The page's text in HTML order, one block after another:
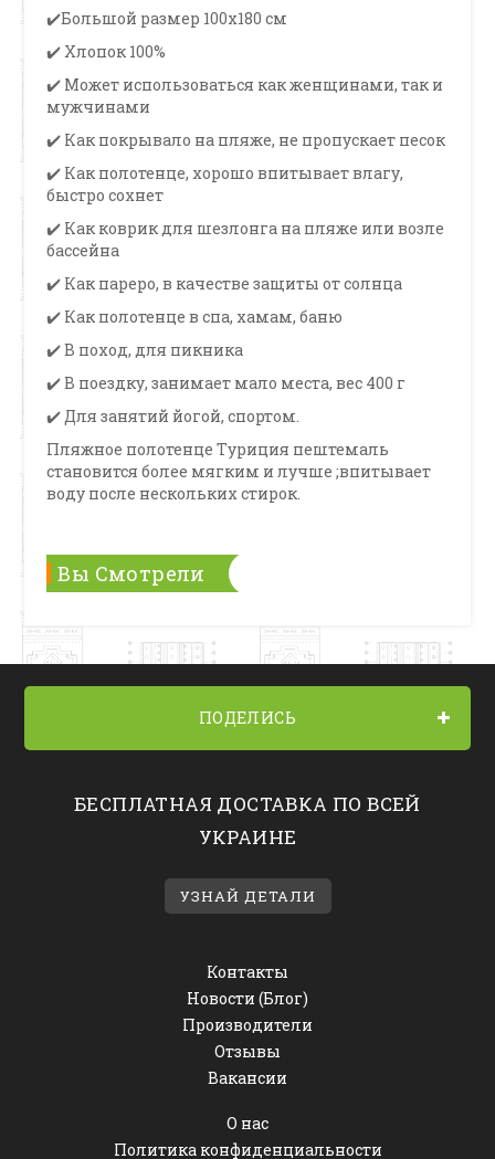
✔️Большой размер 100х180 см
✔️ Хлопок 100%
✔️ Может использоваться как женщинами, так и
мужчинами
✔️ Как покрывало на пляже, не пропускает песок
✔️ Как полотенце, хорошо впитывает влагу,
быстро сохнет
✔️ Как коврик для шезлонга на пляже или возле
бассейна
✔️ Как пареро, в качестве защиты от солнца
✔️ Как полотенце в спа, хамам, баню
✔️ В поход, для пикника
✔️ В поездку, занимает мало места, вес 400 г
✔️ Для занятий йогой, спортом.
Пляжное полотенце Туриция пештемаль
становится более мягким и лучше ;впитывает
воду после нескольких стирок.
Вы Смотрели
ПОДЕЛИСЬ
БЕСПЛАТНАЯ ДОСТАВКА ПО ВСЕЙ
УКРАИНЕ
УЗНАЙ ДЕТАЛИ
Контакты
Новости (Блог)
Производители
Отзывы
Вакансии
О нас
Политика конфиденциальности